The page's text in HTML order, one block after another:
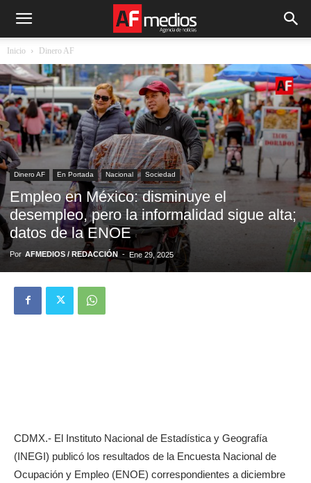
Inicio Dinero AF
Dinero AF En Portada Nacional Sociedad
Empleo en México: disminuye el
desempleo, pero la informalidad sigue alta;
datos de la ENOE
Por AFMEDIOS / REDACCIÓN - Ene 29, 2025
CDMX.- El Instituto Nacional de Estadística y Geografía
(INEGI) publicó los resultados de la Encuesta Nacional de
Ocupación y Empleo (ENOE) correspondientes a diciembre